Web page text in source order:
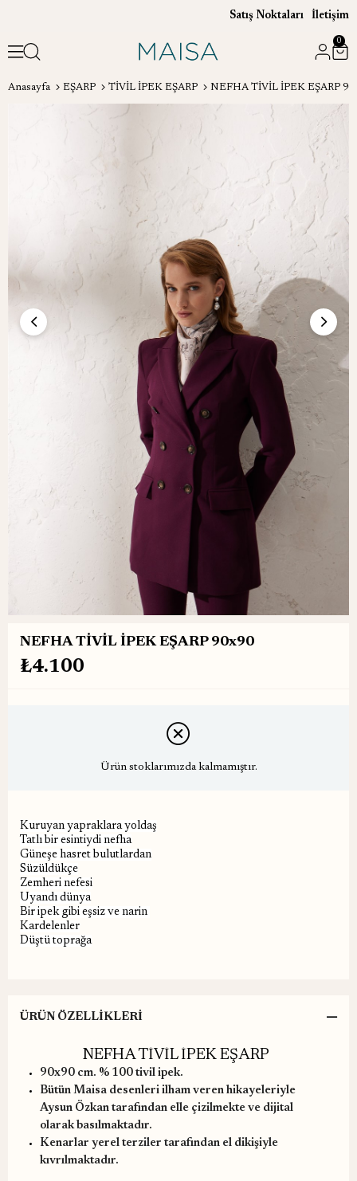
Satış Noktaları İletişim
0
Anasayfa EŞARP TİVİL İPEK EŞARP NEFHA TİVİL İPEK EŞARP
NEFHA TİVİL İPEK EŞARP 90x90
₺4.100
Ürün stoklarımızda kalmamıştır.
Kuruyan yapraklara yoldaş
Tatlı bir esintiydi nefha
Güneşe hasret bulutlardan
Süzüldükçe
Zemheri nefesi
Uyandı dünya
Bir ipek gibi eşsiz ve narin
Kardelenler
Düştü toprağa
ÜRÜN ÖZELLIKLERI
NEFHA TİVİL İPEK EŞARP
90x90 cm. % 100 tivil ipek.
Bütün Maisa desenleri ilham veren hikayeleriyle
Aysun Özkan tarafından elle çizilmekte ve dijital
olarak basılmaktadır.
Kenarlar yerel terziler tarafından el dikişiyle
kıvrılmaktadır.